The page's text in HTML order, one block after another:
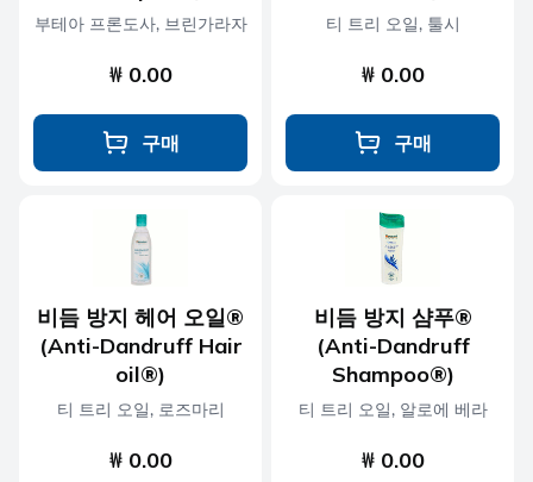
부테아 프론도사, 브린가라자
₩ 0.00
구매
티 트리 오일, 툴시
₩ 0.00
구매
비듬 방지 헤어 오일®
(Anti-Dandruff Hair
oil®)
티 트리 오일, 로즈마리
₩ 0.00
비듬 방지 샴푸®
(Anti-Dandruff
Shampoo®)
티 트리 오일, 알로에 베라
₩ 0.00